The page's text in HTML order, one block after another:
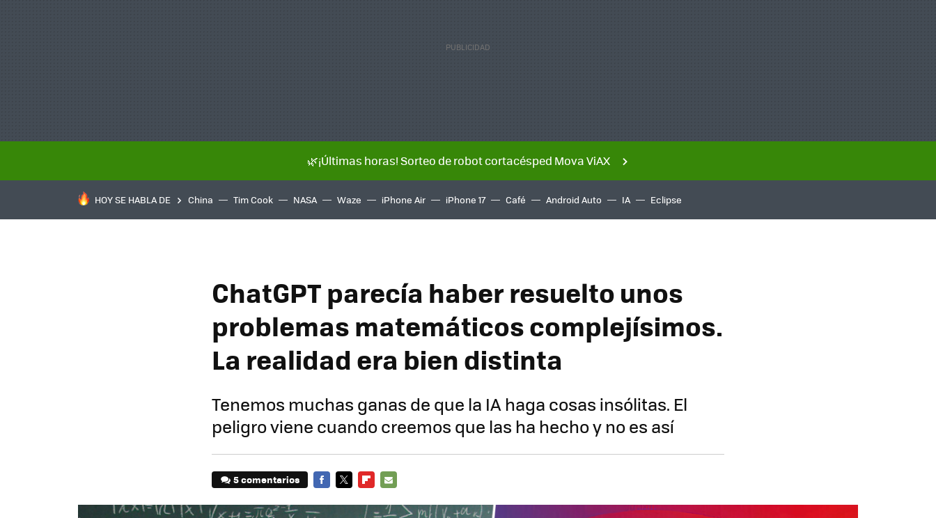
🌿¡Últimas horas! Sorteo de robot cortacésped Mova ViAX
HOY SE HABLA DE China Tim Cook NASA Waze iPhone Air iPhone 17 Café Android Auto IA Eclipse
ChatGPT parecía haber resuelto unos
problemas matemáticos complejísimos.
La realidad era bien distinta
Tenemos muchas ganas de que la IA haga cosas insólitas. El
peligro viene cuando creemos que las ha hecho y no es así
5 comentarios
MAIL